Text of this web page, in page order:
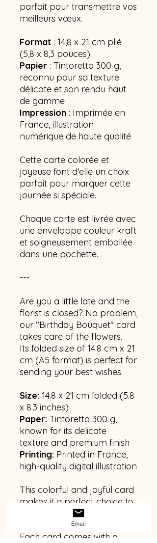
parfait pour transmettre vos
meilleurs vœux.
Format : 14,8 x 21 cm plié
(5,8 x 8,3 pouces)
Papier : Tintoretto 300 g,
reconnu pour sa texture
délicate et son rendu haut
de gamme
Impression : Imprimée en
France, illustration
numérique de haute qualité
Cette carte colorée et
joyeuse font d'elle un choix
parfait pour marquer cette
journée si spéciale.
Chaque carte est livrée avec
une enveloppe couleur kraft
et soigneusement emballée
dans une pochette.
---
Are you a little late and the
florist is closed? No problem,
our "Birthday Bouquet" card
takes care of the flowers.
Its folded size of 14.8 cm x 21
cm (A5 format) is perfect for
sending your best wishes.
Size: 14.8 x 21 cm folded (5.8
x 8.3 inches)
Paper: Tintoretto 300 g,
known for its delicate
texture and premium finish
Printing: Printed in France,
high-quality digital illustration
This colorful and joyful card
makes it a perfect choice to
mark this special day.
Each card comes with a
Email